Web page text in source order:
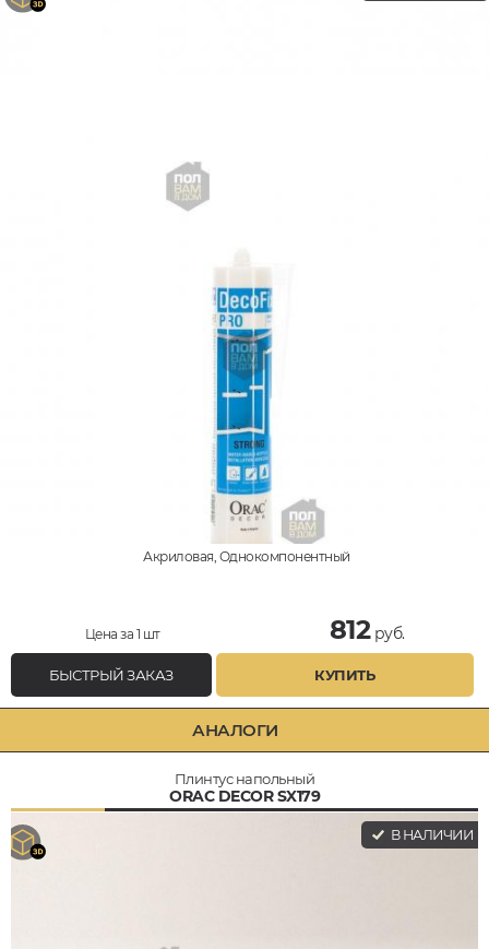
Акриловая, Однокомпонентный
Цена за 1 шт 812руб.
БЫСТРЫЙ ЗАКАЗ КУПИТЬ
АНАЛОГИ
Плинтус напольный
ORAC DECOR SX179
В НАЛИЧИИ